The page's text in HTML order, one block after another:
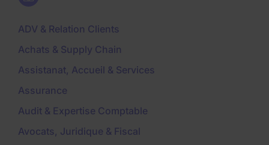
ADV & Relation Clients
Achats & Supply Chain
Assistanat, Accueil & Services
Assurance
Audit & Expertise Comptable
Avocats, Juridique & Fiscal